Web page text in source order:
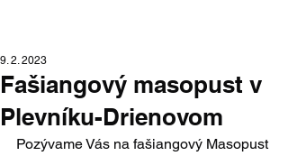
Fašiangový masopust v
Plevníku-Drienovom
9. 2. 2023
Pozývame Vás na fašiangový Masopust